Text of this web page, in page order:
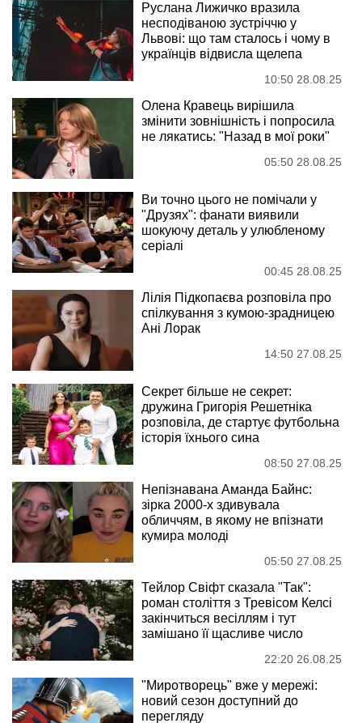
Руслана Лижичко вразила
несподіваною зустріччю у
Львові: що там сталось і чому в
українців відвисла щелепа
10:50 28.08.25
Олена Кравець вирішила
змінити зовнішність і попросила
не лякатись: "Назад в мої роки"
05:50 28.08.25
Ви точно цього не помічали у
"Друзях": фанати виявили
шокуючу деталь у улюбленому
серіалі
00:45 28.08.25
Лілія Підкопаєва розповіла про
спілкування з кумою-зрадницею
Ані Лорак
14:50 27.08.25
Секрет більше не секрет:
дружина Григорія Решетніка
розповіла, де стартує футбольна
історія їхнього сина
08:50 27.08.25
Непізнавана Аманда Байнс:
зірка 2000-х здивувала
обличчям, в якому не впізнати
кумира молоді
05:50 27.08.25
Тейлор Свіфт сказала "Так":
роман століття з Тревісом Келсі
закінчиться весіллям і тут
замішано її щасливе число
22:20 26.08.25
"Миротворець" вже у мережі:
новий сезон доступний до
перегляду